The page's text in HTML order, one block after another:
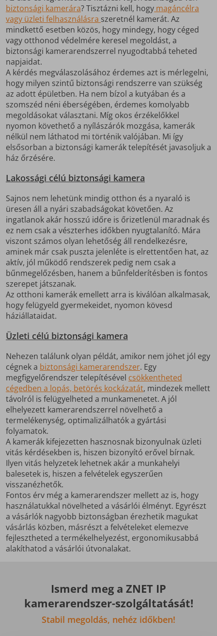
biztonsági kamerára? Tisztázni kell, hogy magáncélra
vagy üzleti felhasználásra szeretnél kamerát. Az
mindkettő esetben közös, hogy mindegy, hogy céged
vagy otthonod védelmére keresel megoldást, a
biztonsági kamerarendszerrel nyugodtabbá teheted
napjaidat.
A kérdés megválaszolásához érdemes azt is mérlegelni,
hogy milyen szintű biztonsági rendszerre van szükség
az adott épületben. Ha nem bízol a kutyában és a
szomszéd néni éberségében, érdemes komolyabb
megoldásokat választani. Míg okos érzékelőkkel
nyomon követhető a nyílászárók mozgása, kamerák
nélkül nem láthatod mi történik valójában. Mi így
elsősorban a biztonsági kamerák telepítését javasoljuk a
ház őrzésére.
Lakossági célú biztonsági kamera
Sajnos nem lehetünk mindig otthon és a nyaraló is
üresen áll a nyári szabadságokat követően. Az
ingatlanok akár hosszú időre is őrizetlenül maradnak és
ez nem csak a vészterhes időkben nyugtalanító. Mára
viszont számos olyan lehetőség áll rendelkezésre,
aminek már csak puszta jelenléte is elrettentően hat, az
aktív, jól működő rendszerek pedig nem csak a
bűnmegelőzésben, hanem a bűnfelderítésben is fontos
szerepet játszanak.
Az otthoni kamerák emellett arra is kiválóan alkalmasak,
hogy felügyeld gyermekeidet, nyomon kövesd
háziállataidat.
Üzleti célú biztonsági kamera
Nehezen találunk olyan példát, amikor nem jöhet jól egy
cégnek a biztonsági kamerarendszer. Egy
megfigyelőrendszer telepítésével csökkentheted
cégedben a lopás, betörés kockázatát, mindezek mellett
távolról is felügyelheted a munkamenetet. A jól
elhelyezett kamerarendszerrel növelhető a
termelékenység, optimalizálhatók a gyártási
folyamatok.
A kamerák kifejezetten hasznosnak bizonyulnak üzleti
vitás kérdésekben is, hiszen bizonyító erővel bírnak.
Ilyen vitás helyzetek lehetnek akár a munkahelyi
balesetek is, hiszen a felvételek egyszerűen
visszanézhetők.
Fontos érv még a kamerarendszer mellett az is, hogy
használatukkal növelheted a vásárlói élményt. Egyrészt
a vásárlók nagyobb biztonságban érezhetik magukat
vásárlás közben, másrészt a felvételeket elemezve
fejlesztheted a termékelhelyezést, ergonomikusabbá
alakíthatod a vásárlói útvonalakat.
Ismerd meg a ZNET IP
kamerarendszer-szolgáltatását!
Stabil megoldás, nehéz időkben!